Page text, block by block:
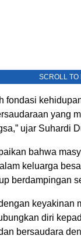
SCROLL TO
fondasi
yang
ujar Suhardi
bahwa
keluarga
berdampingan
keyakinan
diri
bersaudara